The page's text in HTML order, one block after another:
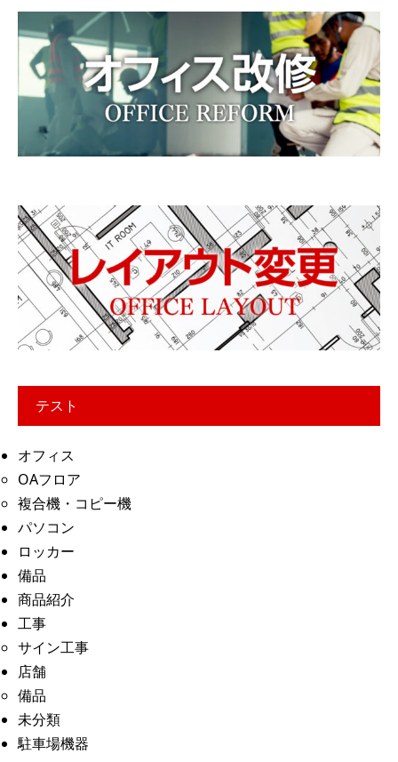
テスト
オフィス
OAフロア
複合機・コピー機
パソコン
ロッカー
備品
商品紹介
工事
サイン工事
店舗
備品
未分類
駐車場機器